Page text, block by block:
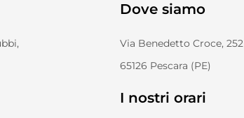
Dove siamo
Via Benedetto Croce, 252
65126 Pescara (PE)
I nostri orari